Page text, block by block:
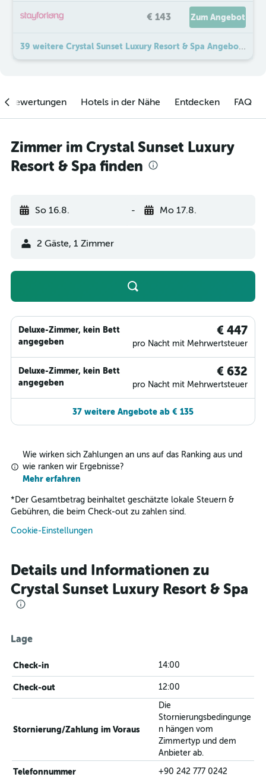
€ 143 Zum Angebot
39 weitere Crystal Sunset Luxury Resort & Spa Angebote
Hotels in der Nähe Entdecken FAQ
Zimmer im Crystal Sunset Luxury
Resort & Spa finden
So 16.8. - Mo 17.8.
2 Gäste, 1 Zimmer
Deluxe-Zimmer, kein Bett
angegeben
€ 447
pro Nacht mit Mehrwertsteuer
Deluxe-Zimmer, kein Bett
angegeben
€ 632
pro Nacht mit Mehrwertsteuer
37 weitere Angebote ab € 135
Wie wirken sich Zahlungen an uns auf das Ranking aus und
wie ranken wir Ergebnisse?
Mehr erfahren
* Der Gesamtbetrag beinhaltet geschätzte lokale Steuern &
Gebühren, die beim Check-out zu zahlen sind.
Cookie-Einstellungen
Details und Informationen zu
Crystal Sunset Luxury Resort & Spa
Lage
Check-in 14:00
Check-out 12:00
Stornierung/Zahlung im Voraus
Die
Stornierungsbedingunge
n hängen vom
Zimmertyp und dem
Anbieter ab.
Telefonnummer +90 242 777 0242